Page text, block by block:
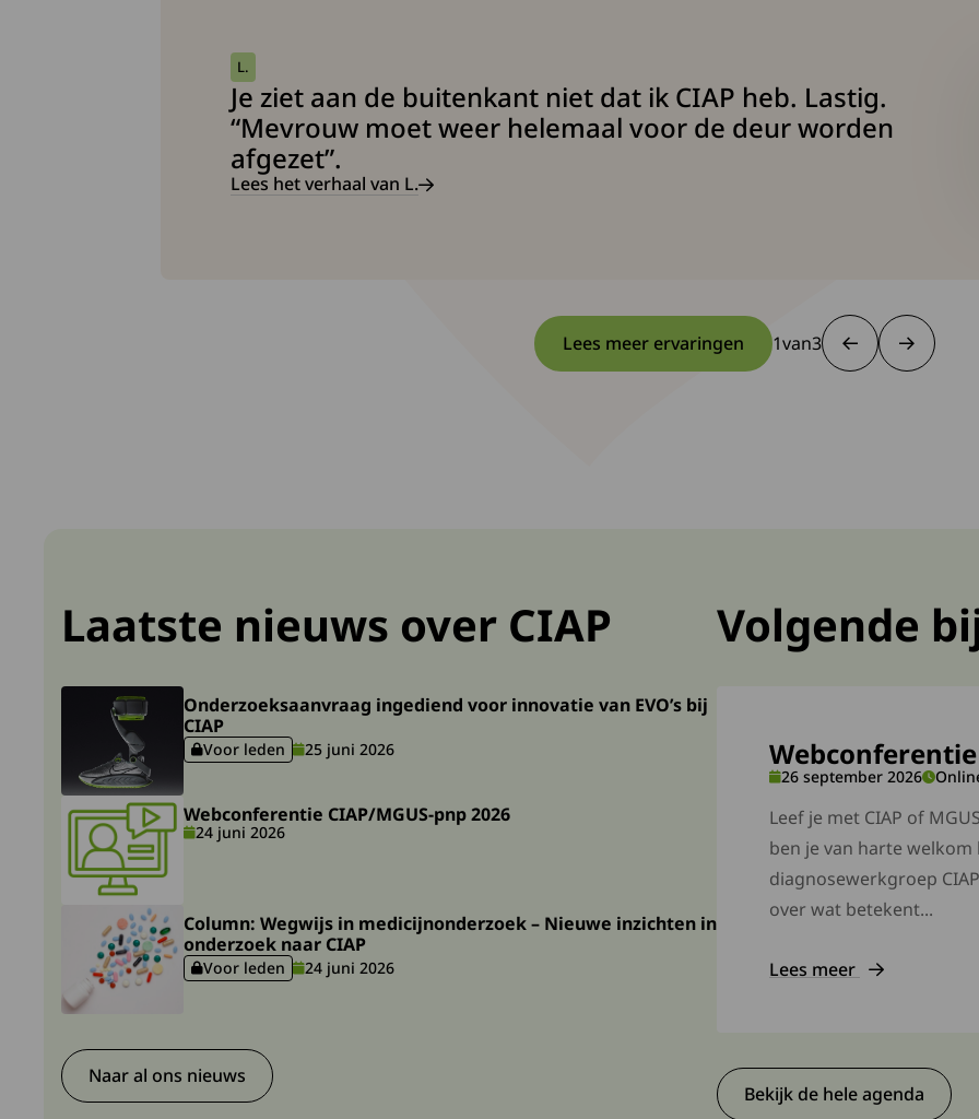
L.
Je ziet aan de buitenkant niet dat ik CIAP heb. Lastig.
“Mevrouw moet weer helemaal voor de deur worden
afgezet”.
Lees het verhaal van L.
1 van 3
1van3
Lees meer ervaringen
Laatste nieuws over CIAP
Onderzoeksaanvraag ingediend voor innovatie van EVO’s bij
CIAP
Voor leden
Deze content is alleen voor ingelogde gebruikers
25 juni 2026
Lees meer over Onderzoeksaanvraag ingediend voor innovatie van EVO’s bij CIAP
Webconferentie CIAP/MGUS-pnp 2026
24 juni 2026
Lees meer over Webconferentie CIAP/MGUS-pnp 2026
Column: Wegwijs in medicijnonderzoek – Nieuwe inzichten in
onderzoek naar CIAP
Voor leden
Deze content is alleen voor ingelogde gebruikers
24 juni 2026
Lees meer over Column: Wegwijs in medicijnonderzoek – Nieuwe inzichten in onderzoek naar CIAP
Naar al ons nieuws
Volgende
Webconferentie
26 september 2026
Leef je met CIAP of
ben je van harte
diagnosewerkgroep
over wat betekent...
Lees meer
Bekijk de hele agenda